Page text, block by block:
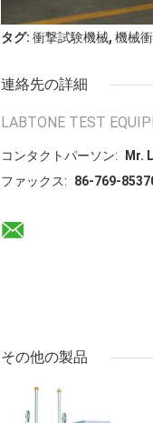
タグ: 衝撃試験機械, 機械
連絡先の詳細
LABTONE TEST
コンタクトパーソン:
Mr.
ファックス:
86-769-
その他の製品